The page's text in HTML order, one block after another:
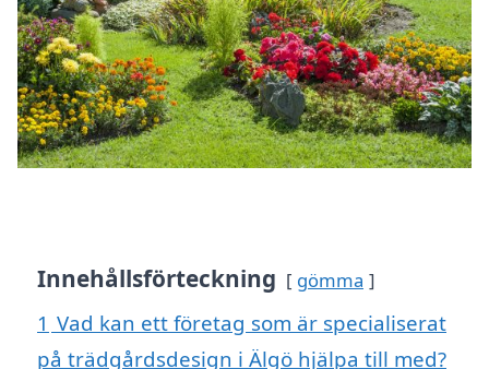
Innehållsförteckning gömma
1 Vad kan ett företag som är specialiserat
på trädgårdsdesign i Älgö hjälpa till med?